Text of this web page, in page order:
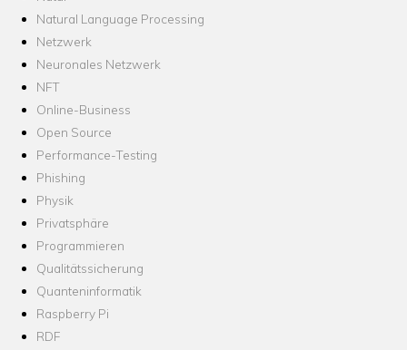
Natural Language Processing
Netzwerk
Neuronales Netzwerk
NFT
Online-Business
Open Source
Performance-Testing
Phishing
Physik
Privatsphäre
Programmieren
Qualitätssicherung
Quanteninformatik
Raspberry Pi
RDF